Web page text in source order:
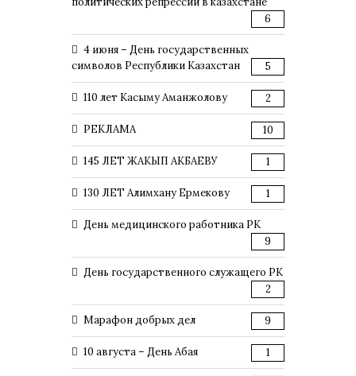
6
4 июня – День государственных
символов Республики Казахстан
5
110 лет Касыму Аманжолову 2
РЕКЛАМА 10
145 ЛЕТ ЖАКЫП АКБАЕВУ 1
130 ЛЕТ Алимхану Ермекову 1
День медицинского работника РК
9
День государственного служащего РК
2
Марафон добрых дел 9
10 августа – День Абая 1